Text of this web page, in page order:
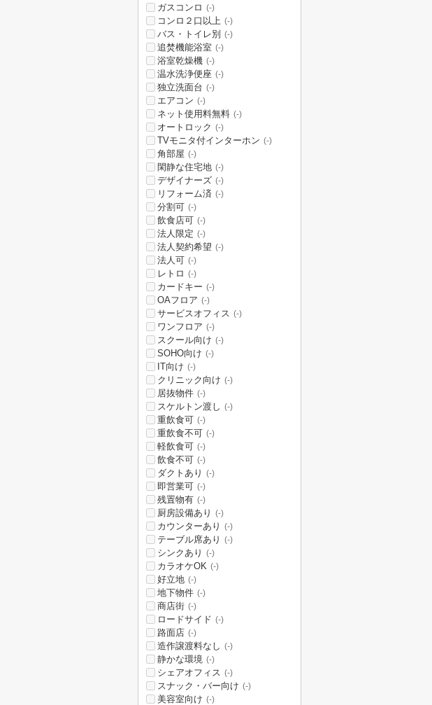
ガスコンロ (-)
コンロ２口以上 (-)
バス・トイレ別 (-)
追焚機能浴室 (-)
浴室乾燥機 (-)
温水洗浄便座 (-)
独立洗面台 (-)
エアコン (-)
ネット使用料無料 (-)
オートロック (-)
TVモニタ付インターホン (-)
角部屋 (-)
閑静な住宅地 (-)
デザイナーズ (-)
リフォーム済 (-)
分割可 (-)
飲食店可 (-)
法人限定 (-)
法人契約希望 (-)
法人可 (-)
レトロ (-)
カードキー (-)
OAフロア (-)
サービスオフィス (-)
ワンフロア (-)
スクール向け (-)
SOHO向け (-)
IT向け (-)
クリニック向け (-)
居抜物件 (-)
スケルトン渡し (-)
重飲食可 (-)
重飲食不可 (-)
軽飲食可 (-)
飲食不可 (-)
ダクトあり (-)
即営業可 (-)
残置物有 (-)
厨房設備あり (-)
カウンターあり (-)
テーブル席あり (-)
シンクあり (-)
カラオケOK (-)
好立地 (-)
地下物件 (-)
商店街 (-)
ロードサイド (-)
路面店 (-)
造作譲渡料なし (-)
静かな環境 (-)
シェアオフィス (-)
スナック・バー向け (-)
美容室向け (-)